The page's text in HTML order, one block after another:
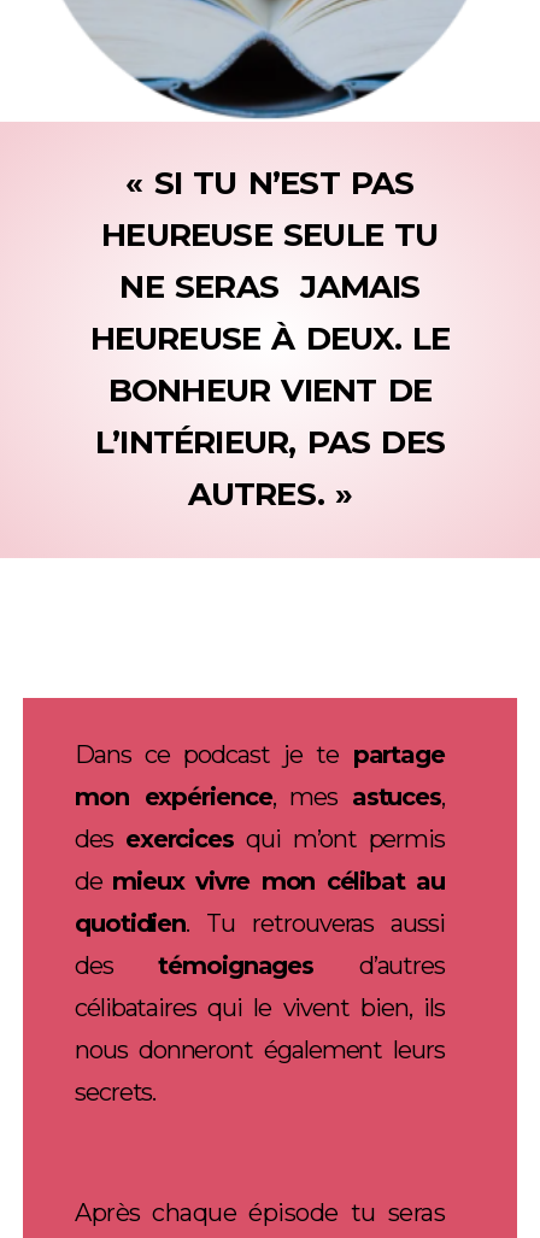
« SI TU N’EST PAS
HEUREUSE SEULE TU
NE SERAS JAMAIS
HEUREUSE À DEUX. LE
BONHEUR VIENT DE
L’INTÉRIEUR, PAS DES
AUTRES. »
Dans ce podcast je te partage
mon expérience, mes astuces,
des exercicesqui m’ont permis
de mieux vivre mon célibat au
quotidien. Tu retrouveras aussi
destémoignages d’autres
célibataires qui le vivent bien, ils
nous donneront également leurs
secrets.
Après chaque épisode tu seras